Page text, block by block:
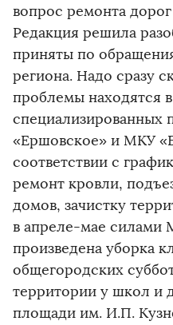
вопрос ремонта
Редакция решила
приняты по
региона. Надо сразу
проблемы находятся
«Ершовское» и МКУ
соответствии с
ремонт кровли,
домов, зачистку
в апреле-мае силами
произведена уборка
общегородских
территории у школ и
площади им. И.П.